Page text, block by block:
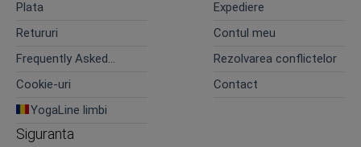
Plata
Expediere
Retururi
Contul meu
Frequently Asked
Rezolvarea conflictelor
Cookie-uri
Contact
YogaLine limbi
Siguranta